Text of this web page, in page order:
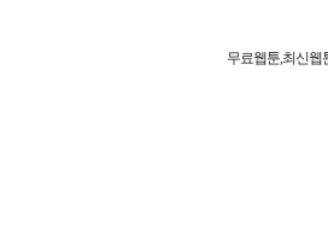
무료웹툰,최신웹